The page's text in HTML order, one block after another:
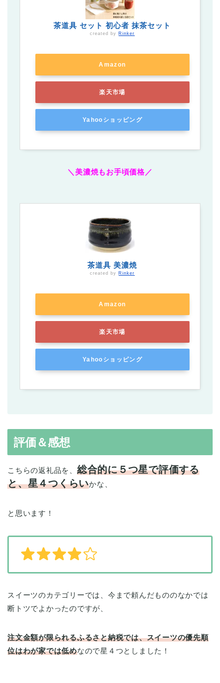
茶道具 セット 初心者 抹茶セット
created by Rinker
Amazon
楽天市場
Yahooショッピング
＼美濃焼もお手頃価格／
茶道具 美濃焼
created by Rinker
Amazon
楽天市場
Yahooショッピング
評価＆感想
こちらの返礼品を、 総合的に５つ星で評価する
と、星４つくらいかな、
と思います！
スイーツのカテゴリーでは、今まで頼んだもののなかでは
断トツでよかったのですが、
注文金額が限られるふるさと納税では、スイーツの優先順
位はわが家では低めなので星４つとしました！